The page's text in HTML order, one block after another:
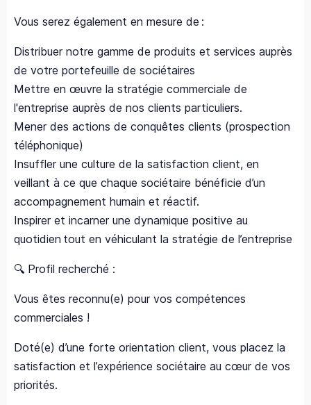
Vous serez également en mesure de :
Distribuer notre gamme de produits et services auprès
de votre portefeuille de sociétaires
Mettre en œuvre la stratégie commerciale de
l'entreprise auprès de nos clients particuliers.
Mener des actions de conquêtes clients (prospection
téléphonique)
Insuffler une culture de la satisfaction client, en
veillant à ce que chaque sociétaire bénéficie d’un
accompagnement humain et réactif.
Inspirer et incarner une dynamique positive au
quotidien tout en véhiculant la stratégie de l’entreprise
🔍 Profil recherché :
Vous êtes reconnu(e) pour vos compétences
commerciales !
Doté(e) d’une forte orientation client, vous placez la
satisfaction et l’expérience sociétaire au cœur de vos
priorités.